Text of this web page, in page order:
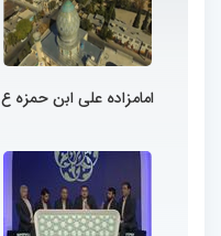
امامزاده علی ابن حمزه ع